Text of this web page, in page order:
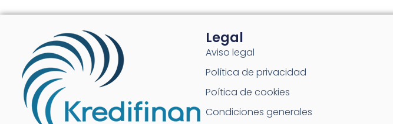
Legal
Aviso legal
Política de privacidad
Poítica de cookies
Condiciones generales